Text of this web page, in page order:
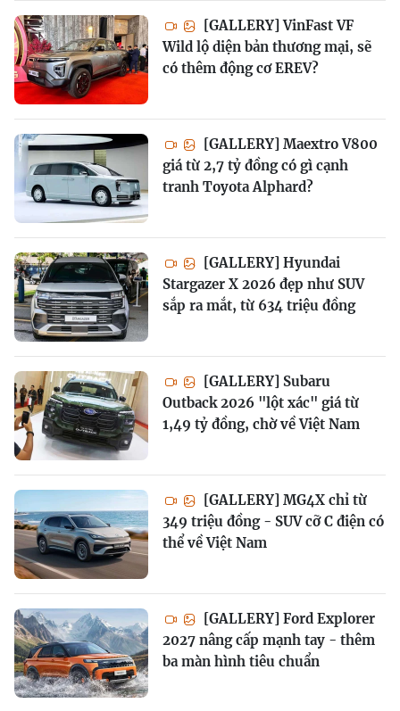
[GALLERY] VinFast VF
Wild lộ diện bản thương mại, sẽ
có thêm động cơ EREV?
[GALLERY] Maextro V800
giá từ 2,7 tỷ đồng có gì cạnh
tranh Toyota Alphard?
[GALLERY] Hyundai
Stargazer X 2026 đẹp như SUV
sắp ra mắt, từ 634 triệu đồng
[GALLERY] Subaru
Outback 2026 "lột xác" giá từ
1,49 tỷ đồng, chờ về Việt Nam
[GALLERY] MG4X chỉ từ
349 triệu đồng - SUV cỡ C điện có
thể về Việt Nam
[GALLERY] Ford Explorer
2027 nâng cấp mạnh tay - thêm
ba màn hình tiêu chuẩn